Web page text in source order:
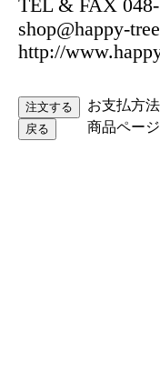
TEL & FAX
shop@happy-
http://
お支払方
商品ペー